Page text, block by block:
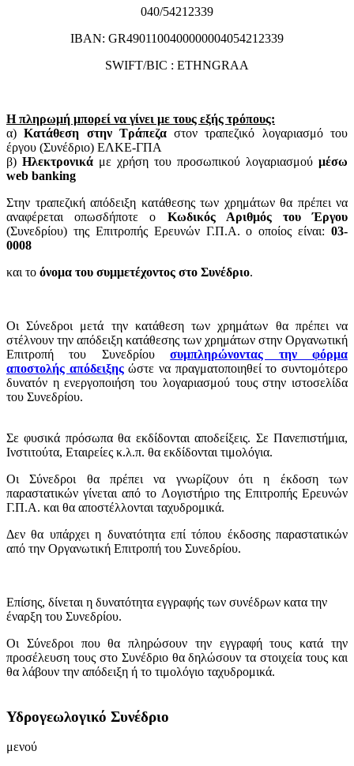
040/54212339
IBAN: GR4901100400000004054212339
SWIFT/BIC : ETHNGRAA
Η πληρωμή μπορεί να γίνει με τους εξής τρόπους:
α)Κατάθεση στην Τράπεζαστον τραπεζικό λογαριασμό του
έργου (Συνέδριο) ΕΛΚΕ-ΓΠΑ
β) Ηλεκτρονικά με χρήση του προσωπικού λογαριασμού μέσω
web banking
Στην τραπεζική απόδειξη κατάθεσης των χρημάτων θα πρέπει να
αναφέρεται οπωσδήποτε ο Κωδικός Αριθμός του Έργου
(Συνεδρίου) της Επιτροπής Ερευνών Γ.Π.Α. ο οποίος είναι: 03-
0008
και το όνομα του συμμετέχοντος στο Συνέδριο.
Οι Σύνεδροι μετά την κατάθεση των χρημάτων θα πρέπει να
στέλνουν την απόδειξη κατάθεσης των χρημάτων στην Οργανωτική
Επιτροπή του Συνεδρίουσυμπληρώνοντας την φόρμα
αποστολής απόδειξηςώστε να πραγματοποιηθεί το συντομότερο
δυνατόν η ενεργοποιήση του λογαριασμού τους στην ιστοσελίδα
του Συνεδρίου.
Σε φυσικά πρόσωπα θα εκδίδονται αποδείξεις. Σε Πανεπιστήμια,
Iνστιτούτα, Eταιρείες κ.λ.π. θα εκδίδονται τιμολόγια.
Οι Σύνεδροι θα πρέπει να γνωρίζουν ότι η έκδοση των
παραστατικών γίνεται από το Λογιστήριο της Επιτροπής Ερευνών
Γ.Π.Α. και θα αποστέλλονται ταχυδρομικά.
Δεν θα υπάρχει η δυνατότητα επί τόπου έκδοσης παραστατικών
από την Οργανωτική Επιτροπή του Συνεδρίου.
Επίσης, δίνεται η δυνατότητα εγγραφής των συνέδρων κατα την
έναρξη του Συνεδρίου.
Οι Σύνεδροι που θα πληρώσουν την εγγραφή τους κατά την
προσέλευση τους στο Συνέδριο θα δηλώσουν τα στοιχεία τους και
θα λάβουν την απόδειξη ή το τιμολόγιο ταχυδρομικά.
Υδρογεωλογικό Συνέδριο
μενού